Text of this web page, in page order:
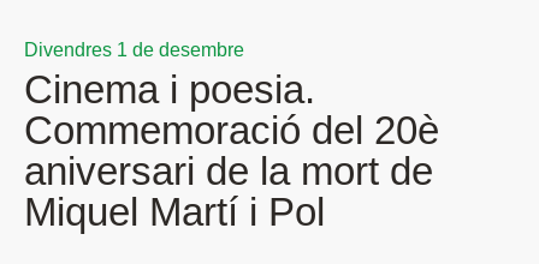
Divendres 1 de desembre
Cinema i poesia.
Commemoració del 20è
aniversari de la mort de
Miquel Martí i Pol